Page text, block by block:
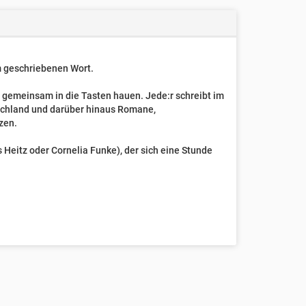
Wort.
in die Tasten hauen. Jede:r schreibt im
und darüber hinaus Romane,
oder Cornelia Funke), der sich eine Stunde